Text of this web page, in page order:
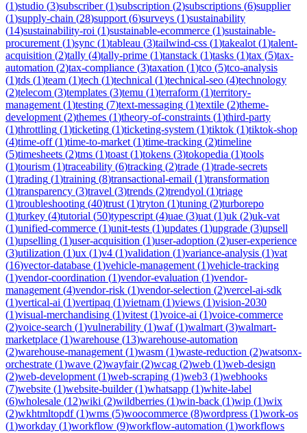
(1)studio (3)subscriber(1)subscription (2)subscriptions (6)supplier
(1)supply-chain (28)support (6)surveys (1)sustainability
(14)sustainability-roi (1)sustainable-ecommerce (1)sustainable-
procurement (1)sync (1)tableau (3)tailwind-css (1)takealot (1)talent-
acquisition (2)tally (4)tally-prime (1)tanstack (1)tasks (1)tax (5)tax-
automation (2)tax-compliance (3)taxation (1)tco (5)tco-analysis
(1)tds (1)team (1)tech (1)technical (1)technical-seo (4)technology
(2)telecom (3)templates (3)temu (1)terraform (1)territory-
management (1)testing (7)text-messaging (1)textile (2)theme-
development (2)themes (1)theory-of-constraints (1)third-party
(1)throttling (1)ticketing (1)ticketing-system (1)tiktok (1)tiktok-shop
(4)time-off(1)time-to-market (1)time-tracking (2)timeline
(5)timesheets (2)tms (1)toast (1)tokens (3)tokopedia (1)tools
(1)tourism (1)traceability (6)tracking (2)trade (1)trade-secrets
(1)trading (1)training (8)transactional-email (1)transformation
(1)transparency (3)travel (3)trends (2)trendyol (1)triage
(1)troubleshooting (40)trust (1)tryton (1)tuning (2)turborepo
(1)turkey (4)tutorial (50)typescript (4)uae (3)uat (1)uk (2)uk-vat
(1)unified-commerce (1)unit-tests (1)updates (1)upgrade (3)upsell
(1)upselling (1)user-acquisition (1)user-adoption (2)user-experience
(3)utilization (1)ux (1)v4 (1)validation (1)variance-analysis (1)vat
(16)vector-database (1)vehicle-management (1)vehicle-tracking
(1)vendor-coordination (1)vendor-evaluation (1)vendor-
management (4)vendor-risk (1)vendor-selection (2)vercel-ai-sdk
(1)vertical-ai (1)vertipaq (1)vietnam (1)views (1)vision-2030
(1)visual-merchandising (1)vitest (1)voice-ai (1)voice-commerce
(2)voice-search (1)vulnerability (1)waf(1)walmart (3)walmart-
marketplace (1)warehouse (13)warehouse-automation
(2)warehouse-management (1)wasm (1)waste-reduction (2)watsonx-
orchestrate (1)wave (2)wayfair(2)wcag (2)web (1)web-design
(2)web-development (1)web-scraping (1)web3 (1)webhooks
(7)website (1)website-builder(1)whatsapp (1)white-label
(6)wholesale (12)wiki (2)wildberries (1)win-back (1)wip (1)wix
(2)wkhtmltopdf(1)wms (5)woocommerce (8)wordpress (1)work-os
(1)workday (1)workflow (9)workflow-automation (1)workflows